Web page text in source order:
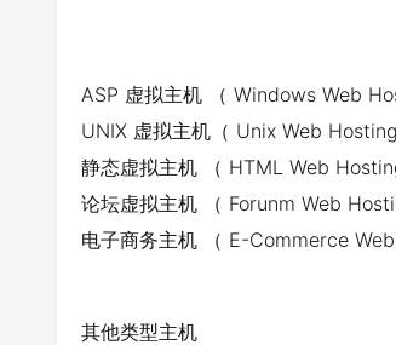
ASP 虚拟主机 （ Windows Web
UNIX 虚拟主机（ Unix Web Hosting
静态虚拟主机 （ HTML Web
论坛虚拟主机 （ Forunm Web
电子商务主机 （ E-Commerce Web
其他类型主机